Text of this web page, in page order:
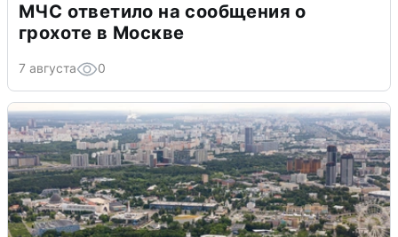
МЧС ответило на сообщения о
грохоте в Москве
7 августа 0